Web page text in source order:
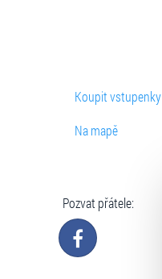
Koupit vstupenky
Na mapě
Pozvat přátele: